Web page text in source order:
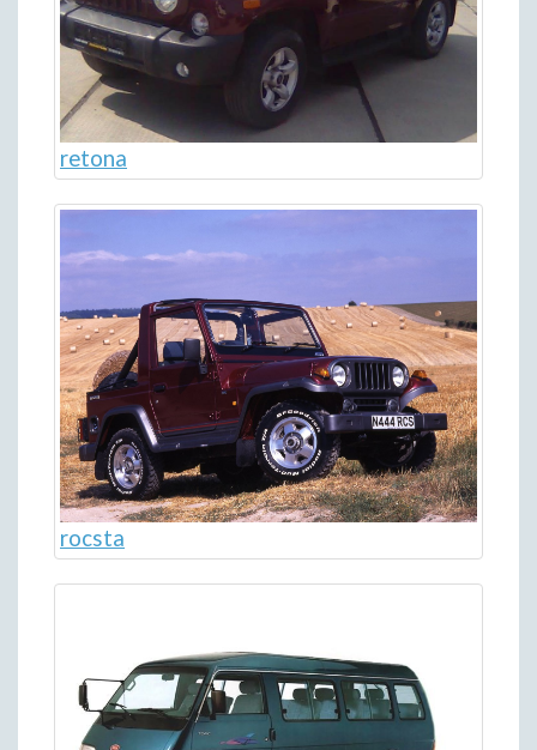
retona
rocsta